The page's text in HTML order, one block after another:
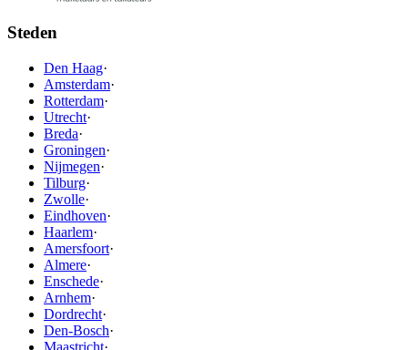
Steden
Den Haag·
Amsterdam·
Rotterdam·
Utrecht·
Breda·
Groningen·
Nijmegen·
Tilburg·
Zwolle·
Eindhoven·
Haarlem·
Amersfoort·
Almere·
Enschede·
Arnhem·
Dordrecht·
Den-Bosch·
Maastricht·